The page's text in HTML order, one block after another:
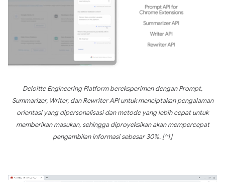
Deloitte Engineering Platform bereksperimen dengan Prompt,
Summarizer, Writer, dan Rewriter API untuk menciptakan pengalaman
orientasi yang dipersonalisasi dan metode yang lebih cepat untuk
memberikan masukan, sehingga diproyeksikan akan mempercepat
pengambilan informasi sebesar 30%. [^1]